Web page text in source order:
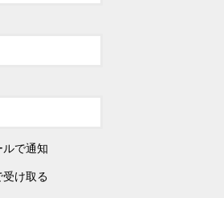
で通知
け取る